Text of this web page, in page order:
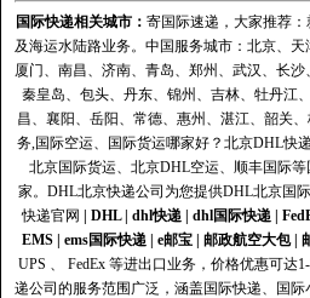
国际快递相关城市： 寄国际速递，大家推荐
及海运水陆路业务。中国服务城市：北京、
厦门、南昌、济南、青岛、郑州、武汉、长
秦皇岛、包头、丹东、锦州、吉林、牡丹江
昌、襄阳、岳阳、常德、惠州、湛江、韶关
务,国际空运、国际货运哪家好？北京DHL快
北京国际货运、北京DHL空运、顺丰国际
家。DHL北京快递公司为您提供DHL北京国
快递官网
DHL| dhl快递| dhl国际快递|
EMS| ems国际快递| e邮宝| 邮政航空大包|
UPS 、 FedEx 等进出口业务，价格优惠可
递公司的服务范围广泛，涵盖国际快递、国